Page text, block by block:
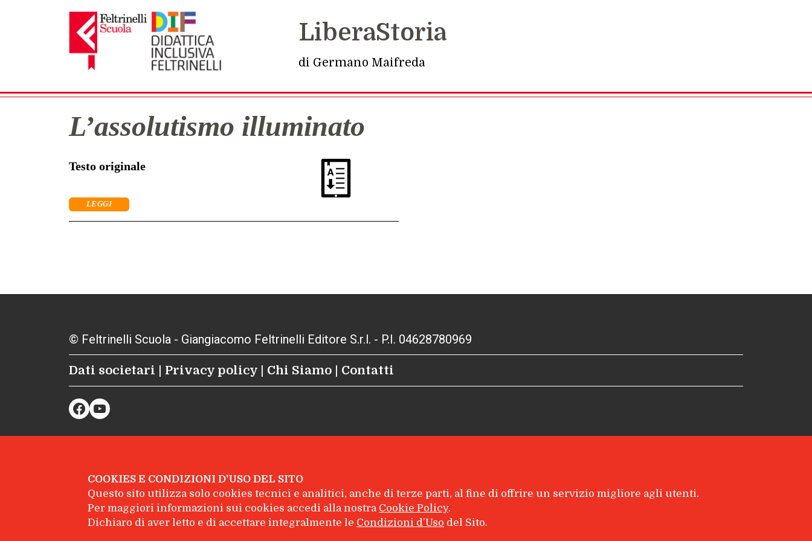
Navigazione principale
LiberaStoria
di Germano Maifreda
L’assolutismo illuminato
Testo originale
LEGGI
© Feltrinelli Scuola - Giangiacomo Feltrinelli Editore S.r.l. - P.I. 04628780969
Dati societari Privacy policy Chi Siamo Contatti
Facebook
YouTube
COOKIES E CONDIZIONI D'USO DEL SITO
Questo sito utilizza solo cookies tecnici e analitici, anche di terze parti, al fine di offrire un servizio migliore agli utenti.
Per maggiori informazioni sui cookies accedi alla nostra Cookie Policy.
Dichiaro di aver letto e di accettare integralmente le Condizioni d’Uso del Sito.